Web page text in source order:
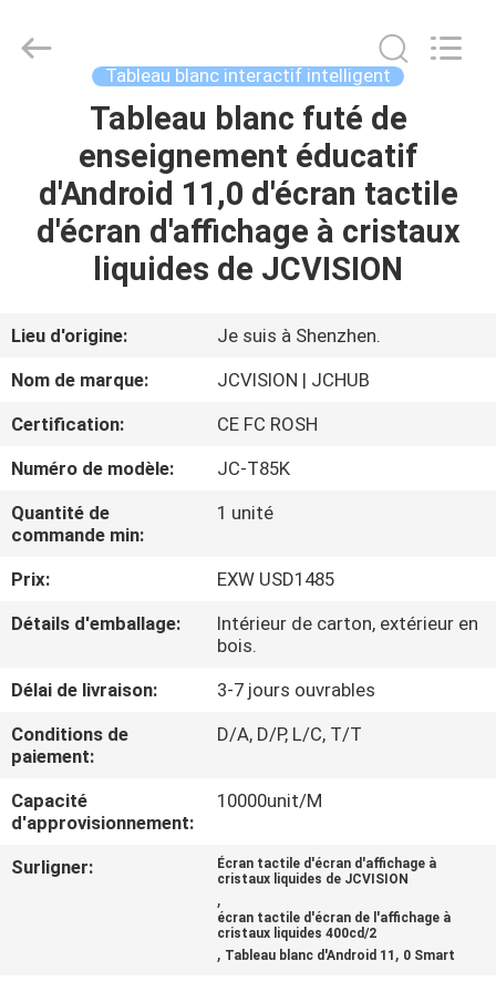
MAISON
PRODUITS
À
PROPOS
DE
VISITE
L'USINE
DE
LA
QUALITÉ
CONTACTER
Interactive
Technology
Tableau blanc interactif intelligent
Tableau blanc futé de
enseignement éducatif
d'Android 11,0 d'écran tactile
d'écran d'affichage à cristaux
liquides de JCVISION
Lieu d'origine:
Je suis à Shenzhen.
Nom de marque:
JCVISION | JCHUB
Certification:
CE FC ROSH
Numéro de modèle:
JC-T85K
Quantité de
commande min:
1 unité
Prix:
EXW USD1485
Détails d'emballage:
Intérieur de carton, extérieur en
bois.
Délai de livraison:
3-7 jours ouvrables
Conditions de
paiement:
D/A, D/P, L/C, T/T
Capacité
d'approvisionnement:
10000unit/M
Surligner:
Écran tactile d'écran d'affichage à
cristaux liquides de JCVISION
,
écran tactile d'écran de l'affichage à
cristaux liquides 400cd/2
, Tableau blanc d'Android 11 , 0 Smart